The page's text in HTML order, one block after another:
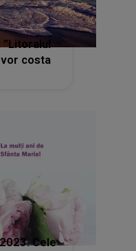
costa
Cele